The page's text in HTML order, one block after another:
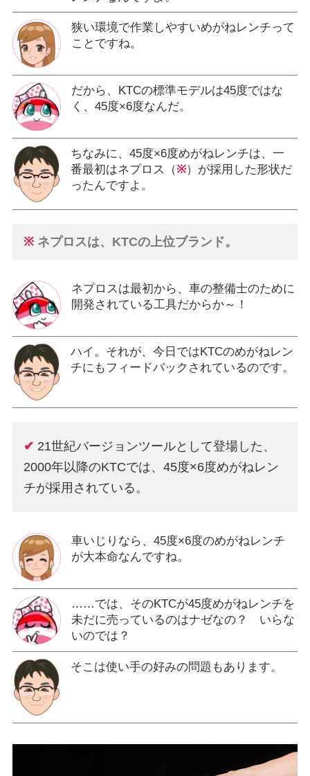
狭い環境で作業しやすいめがねレンチって
ことですね。
だから、KTCの標準モデルは45度ではな
く、45度×6度なんだ。
ちなみに、45度×6度めがねレンチは、一
番最初はネプロス（※）が採用した形状だ
ったんですよ。
※ ネプロスは、KTCの上位ブランド。
ネプロスは最初から、車の整備士のために
開発されている工具だからか～！
ハイ。それが、今日ではKTCのめがねレン
チにもフィードバックされているのです。
✔ 21世紀バージョンツールとして登場した、
2000年以降のKTCでは、45度×6度めがねレン
チが採用されている。
車いじりなら、45度×6度のめがねレンチ
が大本命なんですね。
……では、そのKTCが45度めがねレンチを
未だに売っているのはナゼなの？ いらな
いのでは？
そこは使い手の好みの問題もあります。